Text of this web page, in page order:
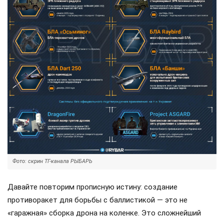
Фото: скрин ТГ-канала РЫБАРЬ
Давайте повторим прописную истину: создание
противоракет для борьбы с баллистикой — это не
«гаражная» сборка дрона на коленке. Это сложнейший